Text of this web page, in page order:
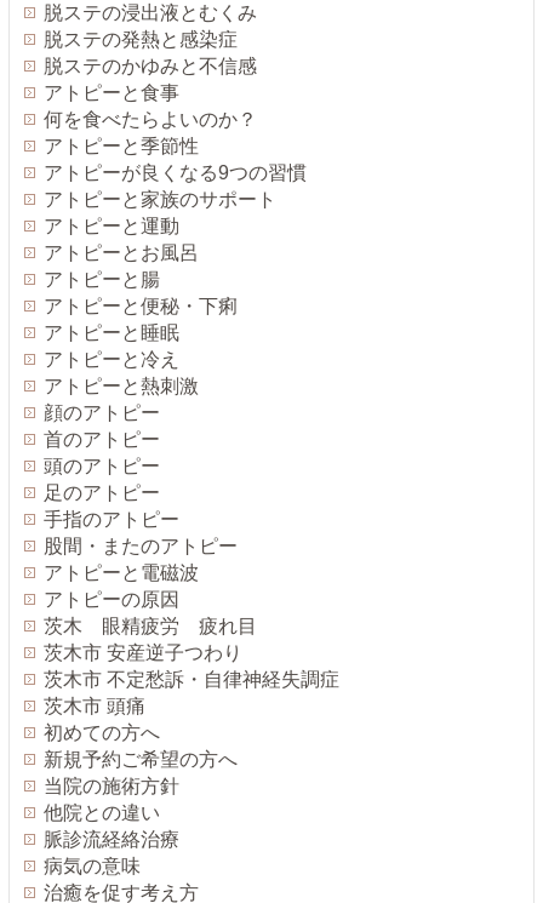
脱ステの浸出液とむくみ
脱ステの発熱と感染症
脱ステのかゆみと不信感
アトピーと食事
何を食べたらよいのか？
アトピーと季節性
アトピーが良くなる9つの習慣
アトピーと家族のサポート
アトピーと運動
アトピーとお風呂
アトピーと腸
アトピーと便秘・下痢
アトピーと睡眠
アトピーと冷え
アトピーと熱刺激
顔のアトピー
首のアトピー
頭のアトピー
足のアトピー
手指のアトピー
股間・またのアトピー
アトピーと電磁波
アトピーの原因
茨木 眼精疲労 疲れ目
茨木市 安産逆子つわり
茨木市 不定愁訴・自律神経失調症
茨木市 頭痛
初めての方へ
新規予約ご希望の方へ
当院の施術方針
他院との違い
脈診流経絡治療
病気の意味
治癒を促す考え方